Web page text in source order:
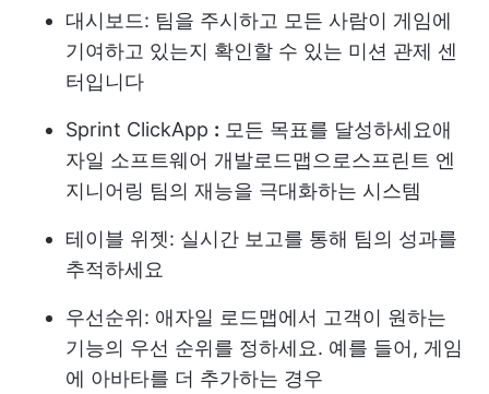
대시보드: 팀을 주시하고 모든 사람이 게임에
기여하고 있는지 확인할 수 있는 미션 관제 센
터입니다
Sprint ClickApp : 모든 목표를 달성하세요애
자일 소프트웨어 개발로드맵으로스프린트 엔
지니어링 팀의 재능을 극대화하는 시스템
테이블 위젯: 실시간 보고를 통해 팀의 성과를
추적하세요
우선순위: 애자일 로드맵에서 고객이 원하는
기능의 우선 순위를 정하세요. 예를 들어, 게임
에 아바타를 더 추가하는 경우